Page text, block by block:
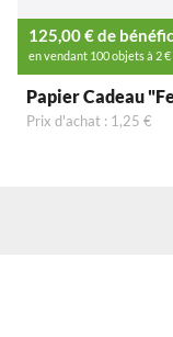
Papier Cadeau
125,00 € de
en vendant 100 objets à 2 €
Prix d'achat : 1,25 €